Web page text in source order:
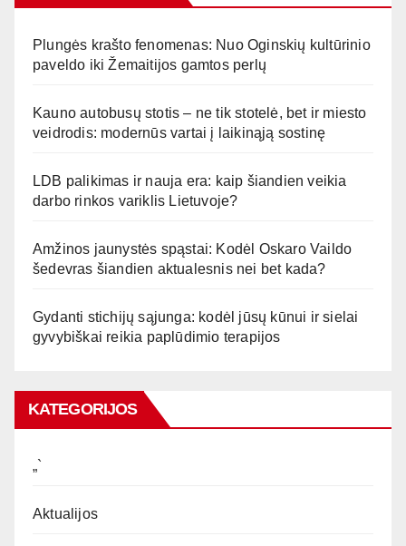
Plungės krašto fenomenas: Nuo Oginskių kultūrinio
paveldo iki Žemaitijos gamtos perlų
Kauno autobusų stotis – ne tik stotelė, bet ir miesto
veidrodis: modernūs vartai į laikinąją sostinę
LDB palikimas ir nauja era: kaip šiandien veikia
darbo rinkos variklis Lietuvoje?
Amžinos jaunystės spąstai: Kodėl Oskaro Vaildo
šedevras šiandien aktualesnis nei bet kada?
Gydanti stichijų sąjunga: kodėl jūsų kūnui ir sielai
gyvybiškai reikia paplūdimio terapijos
KATEGORIJOS
„`
Aktualijos